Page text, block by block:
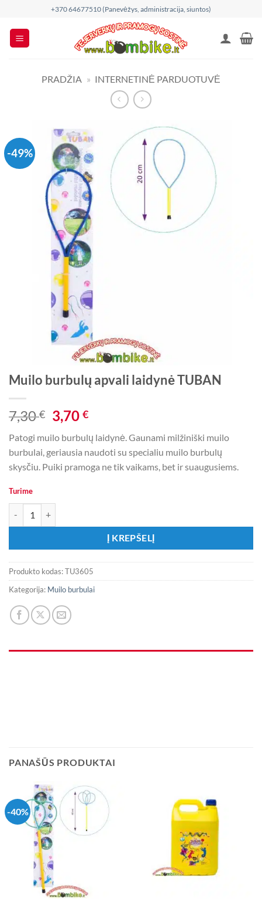
content
+370 64677510 (Panevėžys, administracija, siuntos)
PRADŽIA » INTERNETINĖ PARDUOTUVĖ
-49%
Muilo burbulų apvali laidynė TUBAN
7,30€ Original
price
was:
7,30 €.
3,70€Current
is:
3,70 €.
Patogi muilo burbulų laidynė. Gaunami milžiniški muilo
burbulai, geriausia naudoti su specialiu muilo burbulų
skysčiu. Puiki pramoga ne tik vaikams, bet ir suaugusiems.
Turime
Į KREPŠELĮ
Produkto kodas:TU3605
Kategorija: Muilo burbulai
PANAŠŪS PRODUKTAI
-40%